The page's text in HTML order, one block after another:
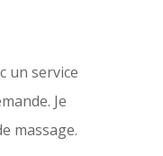
un service
Je
massage.